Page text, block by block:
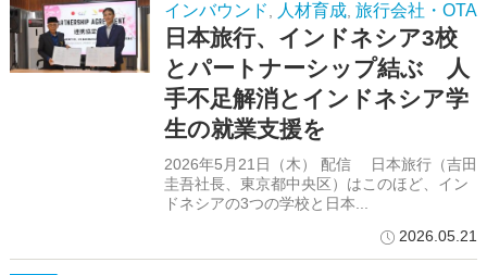
インバウンド, 人材育成, 旅行会社・OTA
日本旅行、インドネシア3校
とパートナーシップ結ぶ 人
手不足解消とインドネシア学
生の就業支援を
2026年5月21日（木） 配信 日本旅行（吉田
圭吾社長、東京都中央区）はこのほど、イン
ドネシアの3つの学校と日本...
2026.05.21